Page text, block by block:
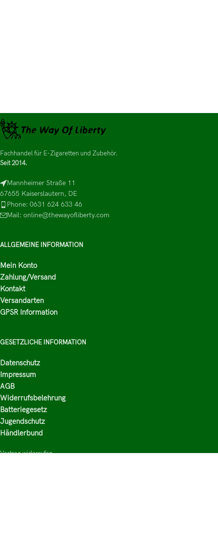
Fachhandel für E-Zigaretten und Zubehör.
Seit 2014.
Mannheimer Straße 11
67655 Kaiserslautern, DE
Phone: 0631 624 633 46
Mail: online@thewayofliberty.com
ALLGEMEINE INFORMATION
Mein Konto
Zahlung/Versand
Kontakt
Versandarten
GPSR Information
GESETZLICHE INFORMATION
Datenschutz
Impressum
AGB
Widerrufsbelehrung
Batteriegesetz
Jugendschutz
Händlerbund
Vertrag widerrufen